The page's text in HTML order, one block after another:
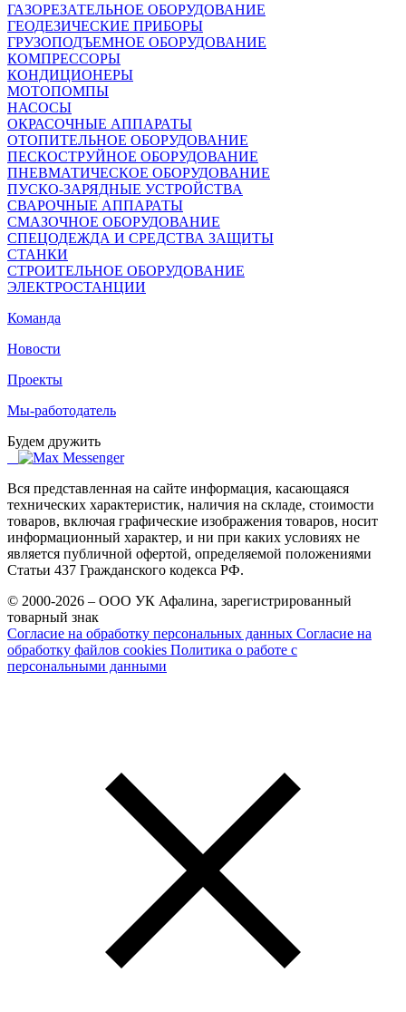
ГАЗОРЕЗАТЕЛЬНОЕ ОБОРУДОВАНИЕ
ГЕОДЕЗИЧЕСКИЕ ПРИБОРЫ
ГРУЗОПОДЪЕМНОЕ ОБОРУДОВАНИЕ
КОМПРЕССОРЫ
КОНДИЦИОНЕРЫ
МОТОПОМПЫ
НАСОСЫ
ОКРАСОЧНЫЕ АППАРАТЫ
ОТОПИТЕЛЬНОЕ ОБОРУДОВАНИЕ
ПЕСКОСТРУЙНОЕ ОБОРУДОВАНИЕ
ПНЕВМАТИЧЕСКОЕ ОБОРУДОВАНИЕ
ПУСКО-ЗАРЯДНЫЕ УСТРОЙСТВА
СВАРОЧНЫЕ АППАРАТЫ
СМАЗОЧНОЕ ОБОРУДОВАНИЕ
СПЕЦОДЕЖДА И СРЕДСТВА ЗАЩИТЫ
СТАНКИ
СТРОИТЕЛЬНОЕ ОБОРУДОВАНИЕ
ЭЛЕКТРОСТАНЦИИ
Команда
Новости
Проекты
Мы-работодатель
Будем дружить
Вся представленная на сайте информация, касающаяся
технических характеристик, наличия на складе, стоимости
товаров, включая графические изображения товаров, носит
информационный характер, и ни при каких условиях не
является публичной офертой, определяемой положениями
Статьи 437 Гражданского кодекса РФ.
© 2000-2026 – ООО УК Афалина, зарегистрированный
товарный знак
Согласие на обработку персональных данных Согласие на
обработку файлов cookies Политика о работе с
персональными данными